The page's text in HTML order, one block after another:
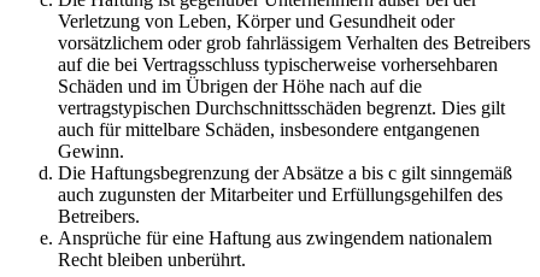
Verletzung von Leben, Körper und Gesundheit oder
vorsätzlichem oder grob fahrlässigem Verhalten des Betreibers
auf die bei Vertragsschluss typischerweise vorhersehbaren
Schäden und im Übrigen der Höhe nach auf die
vertragstypischen Durchschnittsschäden begrenzt. Dies gilt
auch für mittelbare Schäden, insbesondere entgangenen
Gewinn.
Die Haftungsbegrenzung der Absätze a bis c gilt sinngemäß
auch zugunsten der Mitarbeiter und Erfüllungsgehilfen des
Betreibers.
Ansprüche für eine Haftung aus zwingendem nationalem
Recht bleiben unberührt.